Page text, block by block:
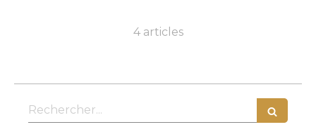
4 articles
Rechercher